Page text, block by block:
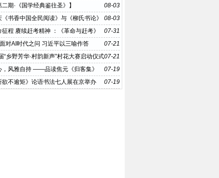
08-03
二期·《国学经典鉴往圣》】
08-03
书香中国全民阅读》与《柳氏书论》
释
07-31
征程 赓续赶考精神 ：《革命与赶考》
举办
07-21
对AI时代之问 习近平以三喻作答
07-21
“乡野芳华·村韵新声”村花大赛启动仪式
年8月在京举办
07-19
，风雅自持 ——品读焦元《归客集》
07-19
欲不逾矩》论语书法七人展在京举办